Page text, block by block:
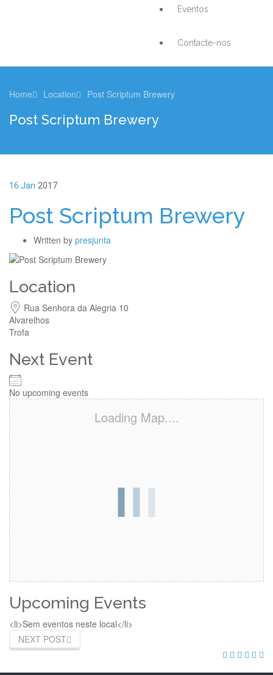
Eventos
Contacte-nos
Home Location Post Scriptum Brewery
Post Scriptum Brewery
16 Jan 2017
Post Scriptum Brewery
Written by presjunta
Location
Rua Senhora da Alegria 10
Alvarelhos
Trofa
Next Event
No upcoming events
Loading Map....
Upcoming Events
<li>Sem eventos neste local</li>
NEXT POST